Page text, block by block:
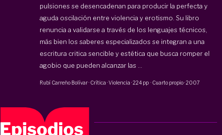
pulsiones se desencadenan para producir la perfecta y
aguda oscilación entre violencia y erotismo. Su libro
renuncia a validarse a través de los lenguajes técnicos,
más bien los saberes especializados se integran a una
escritura critica sencible y estética que busca romper el
agobio que pueden alcanzar las ...
Rubí Carreño Bolívar· Crítica · Violencia ·224 pp · Cuarto propio·2007